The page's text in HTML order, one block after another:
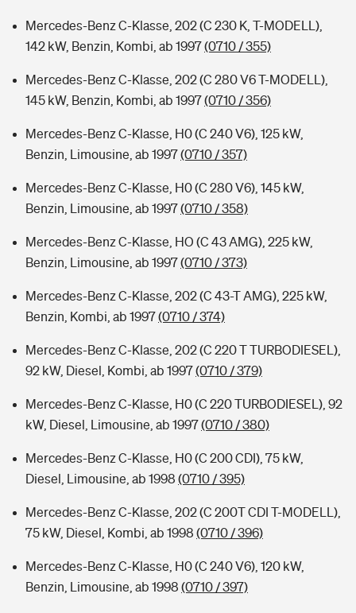
Mercedes-Benz C-Klasse, 202 (C 230 K, T-MODELL),
142 kW, Benzin, Kombi, ab 1997(0710 / 355)
Mercedes-Benz C-Klasse, 202 (C 280 V6 T-MODELL),
145 kW, Benzin, Kombi, ab 1997(0710 / 356)
Mercedes-Benz C-Klasse, H0 (C 240 V6), 125 kW,
Benzin, Limousine, ab 1997(0710 / 357)
Mercedes-Benz C-Klasse, H0 (C 280 V6), 145 kW,
Benzin, Limousine, ab 1997(0710 / 358)
Mercedes-Benz C-Klasse, HO (C 43 AMG), 225 kW,
Benzin, Limousine, ab 1997(0710 / 373)
Mercedes-Benz C-Klasse, 202 (C 43-T AMG), 225 kW,
Benzin, Kombi, ab 1997(0710 / 374)
Mercedes-Benz C-Klasse, 202 (C 220 T TURBODIESEL),
92 kW, Diesel, Kombi, ab 1997(0710 / 379)
Mercedes-Benz C-Klasse, H0 (C 220 TURBODIESEL), 92
kW, Diesel, Limousine, ab 1997(0710 / 380)
Mercedes-Benz C-Klasse, H0 (C 200 CDI), 75 kW,
Diesel, Limousine, ab 1998 (0710 / 395)
Mercedes-Benz C-Klasse, 202 (C 200T CDI T-MODELL),
75 kW, Diesel, Kombi, ab 1998 (0710 / 396)
Mercedes-Benz C-Klasse, H0 (C 240 V6), 120 kW,
Benzin, Limousine, ab 1998 (0710 / 397)